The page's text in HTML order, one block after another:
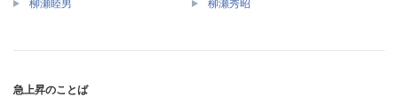
柳瀬睦男 柳瀬秀昭
急上昇のことば